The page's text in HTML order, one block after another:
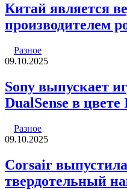
Китай является
производителем
Разное
09.10.2025
Sony выпускает
DualSense в цвете
Разное
09.10.2025
Corsair
твердотельный